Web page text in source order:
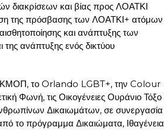
διακρίσεων και βίας προς ΛΟΑΤΚΙ
της πρόσβασης των ΛΟΑΤΚΙ+ ατόμων
και ανάπτυξης των
ανάπτυξης ενός δικτύου
ΚΜΟΠ, το Orlando LGBT+, την Colour
Φωνή, τις Οικογένειες Ουράνιο Τόξο
Δικαιωμάτων, σε συνεργασία
το πρόγραμμα Δικαιώματα, Ιθαγένεια